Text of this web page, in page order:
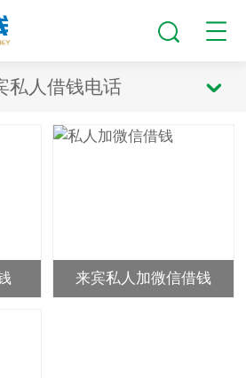
私人借钱电话
来宾私人加微信借钱